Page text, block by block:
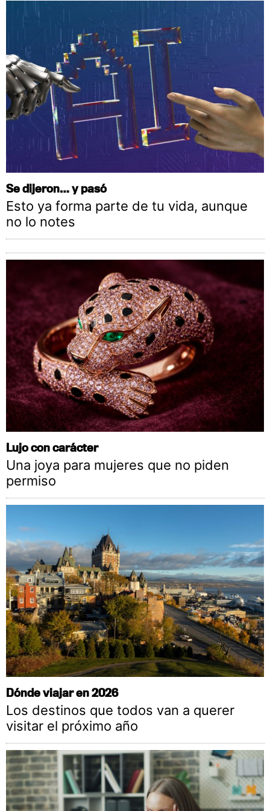
Se dijeron… y pasó
Esto ya forma parte de tu vida, aunque
no lo notes
Lujo con carácter
Una joya para mujeres que no piden
permiso
Dónde viajar en 2026
Los destinos que todos van a querer
visitar el próximo año